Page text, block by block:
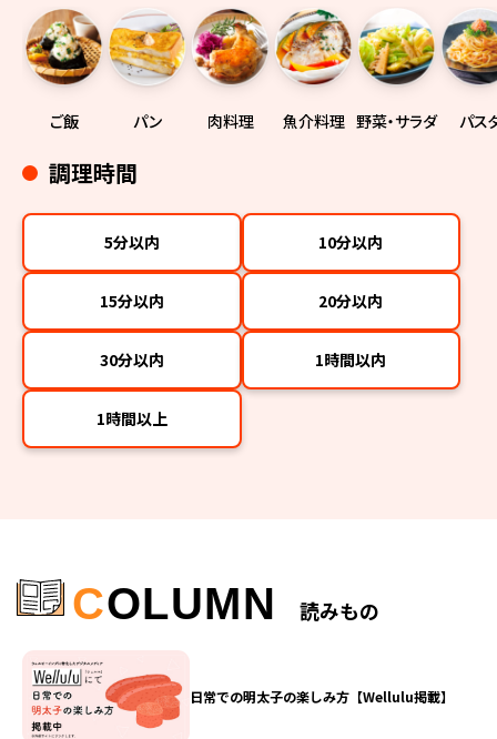
ご飯 パン 肉料理 魚介料理 野菜・サラダ パス
調理時間
5分以内 10分以内
15分以内 20分以内
30分以内 1時間以内
1時間以上
COLUMN 読みもの
日常での明太子の楽しみ方【Wellulu掲載】